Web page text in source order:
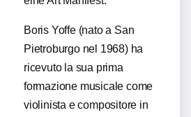
Boris Yoffe (nato a San
Pietroburgo nel 1968) ha
ricevuto la sua prima
formazione musicale come
violinista e compositore in